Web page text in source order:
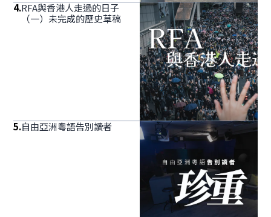
4.RFA與香港人走過的日子
（一）未完成的歷史草稿
5.自由亞洲粵語告別讀者